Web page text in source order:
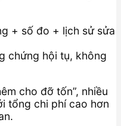
+ số đo + lịch sử sửa
chứng hội tụ, không
cho đỡ tốn”, nhiều
tổng chi phí cao hơn